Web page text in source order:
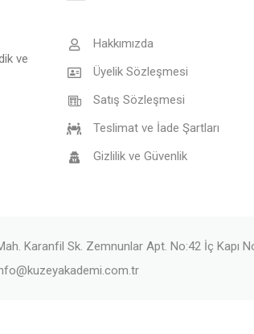
ve
Hakkımızda
Üyelik Sözleşmesi
Satış Sözleşmesi
Teslimat ve İade Şartları
Gizlilik ve Güvenlik
Karanfil Sk. Zemnunlar Apt. No:42 İç Kapı